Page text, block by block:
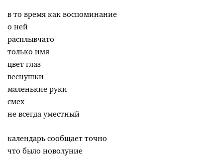
в то время как воспоминание
о ней
расплывчато
только имя
цвет глаз
веснушки
маленькие руки
смех
не всегда уместный
календарь сообщает точно
что было новолуние